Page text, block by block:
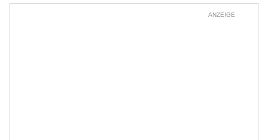
ANZEIGE